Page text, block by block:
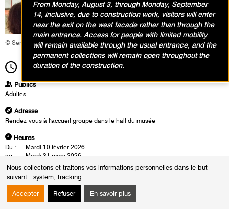
Nous collectons et traitons vos informations personnelles dans le but
suivant : system, tracking.
Accepter Refuser En savoir plus
© Service éducatif et culturel
14h30Durée1h30
Publics
Adultes
Adresse
Rendez-vous à l'accueil groupe dans le hall du musée
Heures
Du :
Mardi 10 février 2026
au :
Mardi 31 mars 2026
Les :
mardis de 14h30 à 16h00
vendredis de 12h30 à 14h00
Mardi 17 mars 2026 de 14h30 à 16h00
Les visites-conférences se déroulent en présence d'un conférencier du
From Monday, August 3, through Monday, September
14, inclusive, due to construction work, visitors will enter
near the exit on the west facade rather than through the
main entrance. Access for people with limited mobility
will remain available through the usual entrance, and the
permanent collections will remain open throughout the
duration of the construction.